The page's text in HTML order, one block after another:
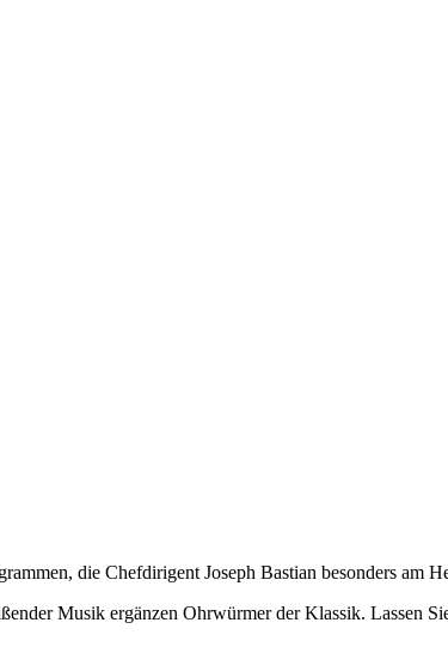
die Chefdirigent Joseph Bastian besonders am
Musik ergänzen Ohrwürmer der Klassik. Lassen